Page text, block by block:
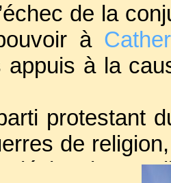
de la
à
appuis à la
protestant
de
désinvolture